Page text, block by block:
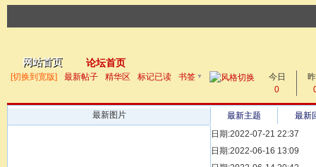
网站首页 论坛首页
帖子
[切换到宽版] 最新帖子 精华区 标记已读 书签 ▼
今日
0
最新图片 最新主题
最新
日期:2022-07-21 22:37
[ 宗亲新闻 ] 同为宗亲，血
日期:2022-06-16 13:09